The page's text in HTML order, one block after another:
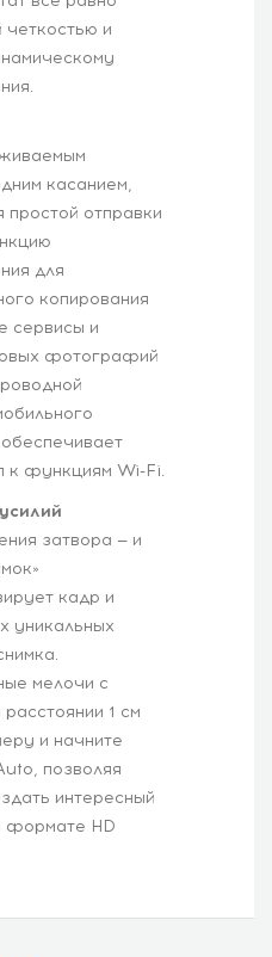
четкостью и
касанием,
простой отправки
для
копирования
сервисы и
фотографий
к функциям Wi-Fi.
затвора — и
кадр и
уникальных
мелочи с
1 см
и начните
позволяя
интересный
формате HD